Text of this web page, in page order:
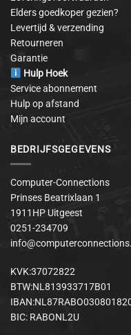
Elders goedkoper gezien?
Levertijd & verzending
Retourneren
Garantie
Hulp Hoek
Service abonnement
Hulp op afstand
Mijn account
BEDRIJFSGEGEVENS
Computer-Connections
Prinses Beatrixlaan 1
1911HP Uitgeest
0251-234709
KVK:37072822
BTW:NL813933717B01
BIC: RABONL2U